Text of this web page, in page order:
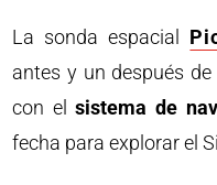
La sonda espacial
antes y un después
con elsistema de
fecha para explorar el